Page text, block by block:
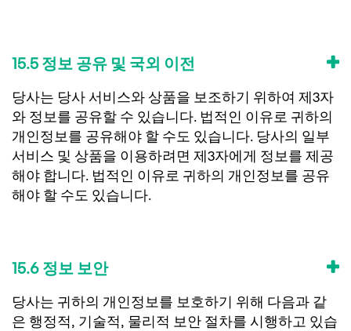
15.5 정보 공유 및 국외 이전
당사는 당사 서비스와 상품을 보조하기 위하여 제3자
와 정보를 공유할 수 있습니다. 법적인 이유로 귀하의
개인정보를 공유해야 할 수도 있습니다. 당사의 일부
서비스 및 상품을 이용하려면 제3자에게 정보를 제공
해야 합니다. 법적인 이유로 귀하의 개인정보를 공유
해야 할 수도 있습니다.
15.6 정보 보안
당사는 귀하의 개인정보를 보호하기 위해 다음과 같
은 행정적, 기술적, 물리적 보안 절차를 시행하고 있습